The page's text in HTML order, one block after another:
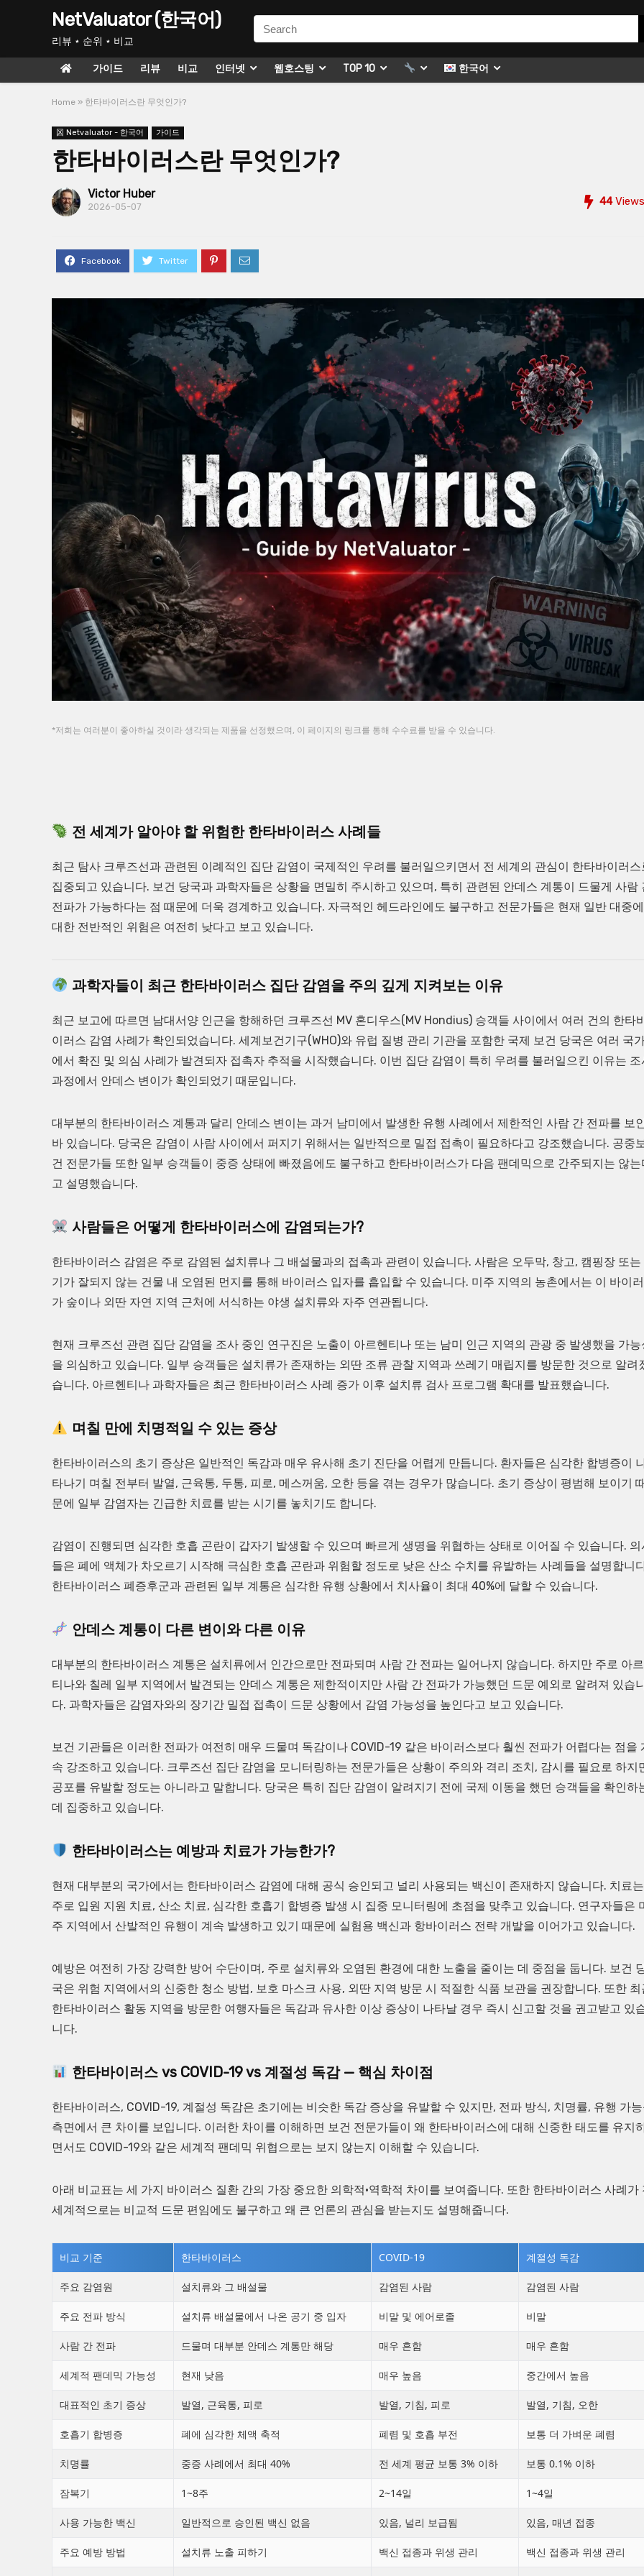
NetValuator (한국어)
리뷰 ⋆ 순위 ⋆ 비교
가이드 리뷰 비교 인터넷 웹호스팅 TOP 10 한국어
Home » 한타바이러스란 무엇인가?
龱 Netvaluator - 한국어 가이드
한타바이러스란 무엇인가?
Victor Huber
2026-05-07 44Views
*저희는 여러분이 좋아하실 것이라 생각되는 제품을 선정했으며, 이 페이지의 링크를 통해 수수료를 받을 수 있습니다.
전 세계가 알아야 할 위험한 한타바이러스 사례들
최근 탐사 크루즈선과 관련된 이례적인 집단 감염이 국제적인 우려를 불러일으키면서 전 세계의 관심이 한타바이러스
집중되고 있습니다. 보건 당국과 과학자들은 상황을 면밀히 주시하고 있으며, 특히 관련된 안데스 계통이 드물게 사람
전파가 가능하다는 점 때문에 더욱 경계하고 있습니다. 자극적인 헤드라인에도 불구하고 전문가들은 현재 일반 대중에
대한 전반적인 위험은 여전히 낮다고 보고 있습니다.
과학자들이 최근 한타바이러스 집단 감염을 주의 깊게 지켜보는 이유
최근 보고에 따르면 남대서양 인근을 항해하던 크루즈선 MV 혼디우스(MV Hondius) 승객들 사이에서 여러 건의 한타
이러스 감염 사례가 확인되었습니다. 세계보건기구(WHO)와 유럽 질병 관리 기관을 포함한 국제 보건 당국은 여러 국
에서 확진 및 의심 사례가 발견되자 접촉자 추적을 시작했습니다. 이번 집단 감염이 특히 우려를 불러일으킨 이유는 조
과정에서 안데스 변이가 확인되었기 때문입니다.
대부분의 한타바이러스 계통과 달리 안데스 변이는 과거 남미에서 발생한 유행 사례에서 제한적인 사람 간 전파를 보
바 있습니다. 당국은 감염이 사람 사이에서 퍼지기 위해서는 일반적으로 밀접 접촉이 필요하다고 강조했습니다. 공중
건 전문가들 또한 일부 승객들이 중증 상태에 빠졌음에도 불구하고 한타바이러스가 다음 팬데믹으로 간주되지는 않는
고 설명했습니다.
사람들은 어떻게 한타바이러스에 감염되는가?
한타바이러스 감염은 주로 감염된 설치류나 그 배설물과의 접촉과 관련이 있습니다. 사람은 오두막, 창고, 캠핑장 또는
기가 잘되지 않는 건물 내 오염된 먼지를 통해 바이러스 입자를 흡입할 수 있습니다. 미주 지역의 농촌에서는 이 바이
가 숲이나 외딴 자연 지역 근처에 서식하는 야생 설치류와 자주 연관됩니다.
현재 크루즈선 관련 집단 감염을 조사 중인 연구진은 노출이 아르헨티나 또는 남미 인근 지역의 관광 중 발생했을 가능
을 의심하고 있습니다. 일부 승객들은 설치류가 존재하는 외딴 조류 관찰 지역과 쓰레기 매립지를 방문한 것으로 알려
습니다. 아르헨티나 과학자들은 최근 한타바이러스 사례 증가 이후 설치류 검사 프로그램 확대를 발표했습니다.
며칠 만에 치명적일 수 있는 증상
한타바이러스의 초기 증상은 일반적인 독감과 매우 유사해 초기 진단을 어렵게 만듭니다. 환자들은 심각한 합병증이
타나기 며칠 전부터 발열, 근육통, 두통, 피로, 메스꺼움, 오한 등을 겪는 경우가 많습니다. 초기 증상이 평범해 보이기
문에 일부 감염자는 긴급한 치료를 받는 시기를 놓치기도 합니다.
감염이 진행되면 심각한 호흡 곤란이 갑자기 발생할 수 있으며 빠르게 생명을 위협하는 상태로 이어질 수 있습니다. 의
들은 폐에 액체가 차오르기 시작해 극심한 호흡 곤란과 위험할 정도로 낮은 산소 수치를 유발하는 사례들을 설명합니
한타바이러스 폐증후군과 관련된 일부 계통은 심각한 유행 상황에서 치사율이 최대 40%에 달할 수 있습니다.
안데스 계통이 다른 변이와 다른 이유
대부분의 한타바이러스 계통은 설치류에서 인간으로만 전파되며 사람 간 전파는 일어나지 않습니다. 하지만 주로 아
티나와 칠레 일부 지역에서 발견되는 안데스 계통은 제한적이지만 사람 간 전파가 가능했던 드문 예외로 알려져 있습
다. 과학자들은 감염자와의 장기간 밀접 접촉이 드문 상황에서 감염 가능성을 높인다고 보고 있습니다.
보건 기관들은 이러한 전파가 여전히 매우 드물며 독감이나 COVID-19 같은 바이러스보다 훨씬 전파가 어렵다는 점을
속 강조하고 있습니다. 크루즈선 집단 감염을 모니터링하는 전문가들은 상황이 주의와 격리 조치, 감시를 필요로 하지
공포를 유발할 정도는 아니라고 말합니다. 당국은 특히 집단 감염이 알려지기 전에 국제 이동을 했던 승객들을 확인하
데 집중하고 있습니다.
한타바이러스는 예방과 치료가 가능한가?
현재 대부분의 국가에서는 한타바이러스 감염에 대해 공식 승인되고 널리 사용되는 백신이 존재하지 않습니다. 치료는
주로 입원 지원 치료, 산소 치료, 심각한 호흡기 합병증 발생 시 집중 모니터링에 초점을 맞추고 있습니다. 연구자들은
주 지역에서 산발적인 유행이 계속 발생하고 있기 때문에 실험용 백신과 항바이러스 전략 개발을 이어가고 있습니다.
예방은 여전히 가장 강력한 방어 수단이며, 주로 설치류와 오염된 환경에 대한 노출을 줄이는 데 중점을 둡니다. 보건
국은 위험 지역에서의 신중한 청소 방법, 보호 마스크 사용, 외딴 지역 방문 시 적절한 식품 보관을 권장합니다. 또한 최
한타바이러스 활동 지역을 방문한 여행자들은 독감과 유사한 이상 증상이 나타날 경우 즉시 신고할 것을 권고받고 있
니다.
한타바이러스 vs COVID-19 vs 계절성 독감 — 핵심 차이점
한타바이러스, COVID-19, 계절성 독감은 초기에는 비슷한 독감 증상을 유발할 수 있지만, 전파 방식, 치명률, 유행 가능
측면에서 큰 차이를 보입니다. 이러한 차이를 이해하면 보건 전문가들이 왜 한타바이러스에 대해 신중한 태도를 유지
면서도 COVID-19와 같은 세계적 팬데믹 위협으로는 보지 않는지 이해할 수 있습니다.
아래 비교표는 세 가지 바이러스 질환 간의 가장 중요한 의학적·역학적 차이를 보여줍니다. 또한 한타바이러스 사례가
세계적으로는 비교적 드문 편임에도 불구하고 왜 큰 언론의 관심을 받는지도 설명해줍니다.
비교 기준 한타바이러스 COVID-19 계절성 독감
주요 감염원 설치류와 그 배설물 감염된 사람 감염된 사람
주요 전파 방식 설치류 배설물에서 나온 공기 중 입자 비말 및 에어로졸 비말
사람 간 전파 드물며 대부분 안데스 계통만 해당 매우 흔함 매우 흔함
세계적 팬데믹 가능성 현재 낮음 매우 높음 중간에서 높음
대표적인 초기 증상 발열, 근육통, 피로 발열, 기침, 피로 발열, 기침, 오한
호흡기 합병증 폐에 심각한 체액 축적 폐렴 및 호흡 부전 보통 더 가벼운 폐렴
치명률 중증 사례에서 최대 40% 전 세계 평균 보통 3% 이하 보통 0.1% 이하
잠복기 1~8주 2~14일 1~4일
사용 가능한 백신 일반적으로 승인된 백신 없음 있음, 널리 보급됨 있음, 매년 접종
주요 예방 방법 설치류 노출 피하기 백신 접종과 위생 관리 백신 접종과 위생 관리